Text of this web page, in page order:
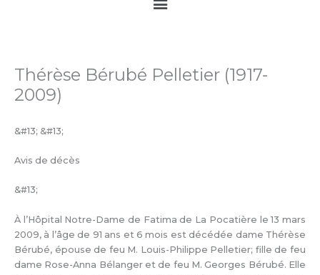
Thérèse Bérubé Pelletier (1917-
2009)
&#13; &#13;
Avis de décès
&#13;
À l’Hôpital Notre-Dame de Fatima de La Pocatière le 13 mars
2009, à l’âge de 91 ans et 6 mois est décédée dame Thérèse
Bérubé, épouse de feu M. Louis-Philippe Pelletier; fille de feu
dame Rose-Anna Bélanger et de feu M. Georges Bérubé. Elle